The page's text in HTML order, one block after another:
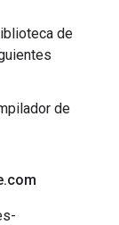
de
de
.com